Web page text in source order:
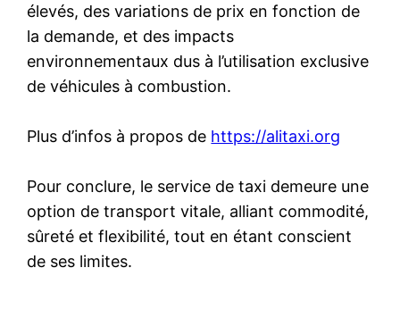
élevés, des variations de prix en fonction de
la demande, et des impacts
environnementaux dus à l’utilisation exclusive
de véhicules à combustion.
Plus d’infos à propos de https://alitaxi.org
Pour conclure, le service de taxi demeure une
option de transport vitale, alliant commodité,
sûreté et flexibilité, tout en étant conscient
de ses limites.